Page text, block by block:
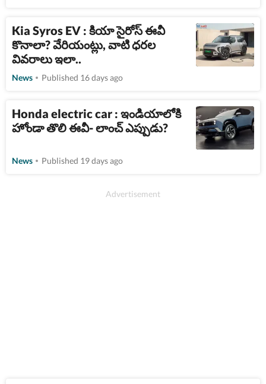
Kia Syros EV : కియా సైరోస్​ ఈవీ
కొనాలా? వేరియంట్లు, వాటి ధరల
వివరాలు ఇలా..
News Published 16 days ago
Honda electric car : ఇండియాలోకి
హోండా తొలి ఈవీ- లాంచ్ ఎప్పుడు?
News Published 19 days ago